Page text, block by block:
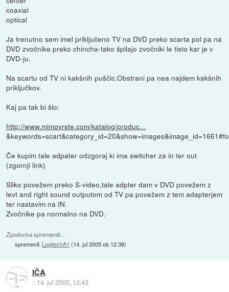
coaxial
optical
Ja trenutno sem imel priključeno TV na DVD preko scarta pol pa na
DVD zvočnike preko chincha-tako špilajo zvočniki le tisto kar je v
DVD-ju.
Na scartu od TV ni kakšnih puščic.Obstrani pa nea najdem kakšnih
priključkov.
Kaj pa tak bi šlo:
http://www.mimovrste.com/katalog/produc...
Če kupim tale adpater odzgoraj ki ima switcher za in ter out
(zgornji link)
Sliko povežem preko S-video,tale adpter dam v DVD povežem z
levt and right sound outputom od TV pa povežem z tem adapterjem
ter nastavim na IN.
Zvočnike pa normalno na DVD.
Zgodovina sprememb…
spremenil: LogitechA1 (14. jul 2005 ob 12:38)
IČA
:: 14. jul 2005, 12:43